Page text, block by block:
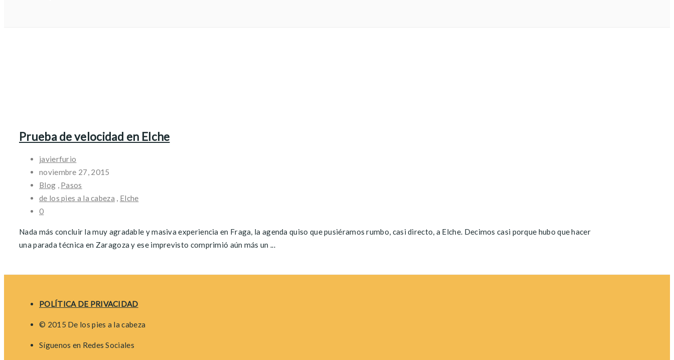
Prueba de velocidad en Elche
javierfurio
noviembre 27, 2015
Blog , Pasos
de los pies a la cabeza , Elche
0
Nada más concluir la muy agradable y masiva experiencia en Fraga, la agenda quiso que pusiéramos rumbo, casi directo, a Elche. Decimos casi porque hubo que hacer
una parada técnica en Zaragoza y ese imprevisto comprimió aún más un ...
navigation
POLÍTICA DE PRIVACIDAD
© 2015 De los pies a la cabeza
Síguenos en Redes Sociales